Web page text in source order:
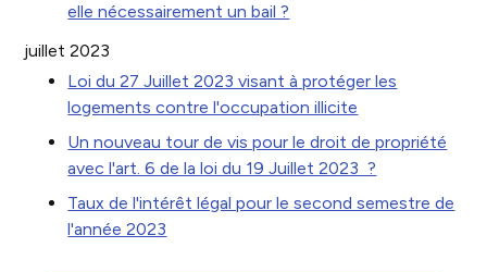
elle nécessairement un bail ?
juillet 2023
Loi du 27 Juillet 2023 visant à protéger les
logements contre l'occupation illicite
Un nouveau tour de vis pour le droit de propriété
avec l'art. 6 de la loi du 19 Juillet 2023 ?
Taux de l'intérêt légal pour le second semestre de
l'année 2023